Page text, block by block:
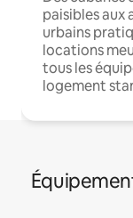
paisibles
urbains
locations
tous les
logement